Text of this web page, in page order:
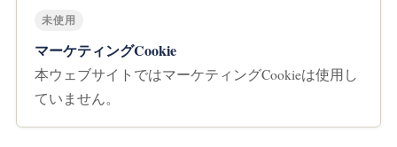
未使用
マーケティングCookie
本ウェブサイトではマーケティングCookieは使用し
ていません。